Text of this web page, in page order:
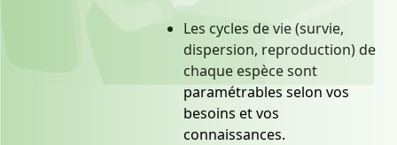
Les cycles de vie (survie,
dispersion, reproduction) de
chaque espèce sont
paramétrables selon vos
besoins et vos
connaissances.